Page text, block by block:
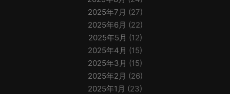
2025年7月 (27)
2025年6月 (22)
2025年5月 (12)
2025年4月 (15)
2025年3月 (15)
2025年2月 (26)
2025年1月 (23)